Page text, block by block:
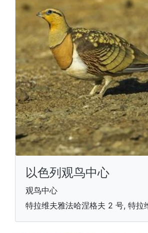
以色列观鸟中心
观鸟中心
特拉维夫雅法哈涅格夫 2 号, 特拉